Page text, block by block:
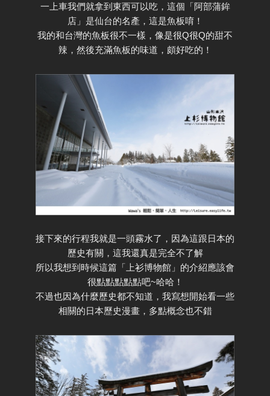
一上車我們就拿到東西可以吃，這個「阿部蒲鉾
店」是仙台的名產，這是魚板唷！
我的和台灣的魚板很不一樣，像是很Q很Q的甜不
辣，然後充滿魚板的味道，頗好吃的！
接下來的行程我就是一頭霧水了，因為這跟日本的
歷史有關，這我還真是完全不了解
所以我想到時候這篇「上衫博物館」的介紹應該會
很點點點點點吧~哈哈！
不過也因為什麼歷史都不知道，我寫想開始看一些
相關的日本歷史漫畫，多點概念也不錯